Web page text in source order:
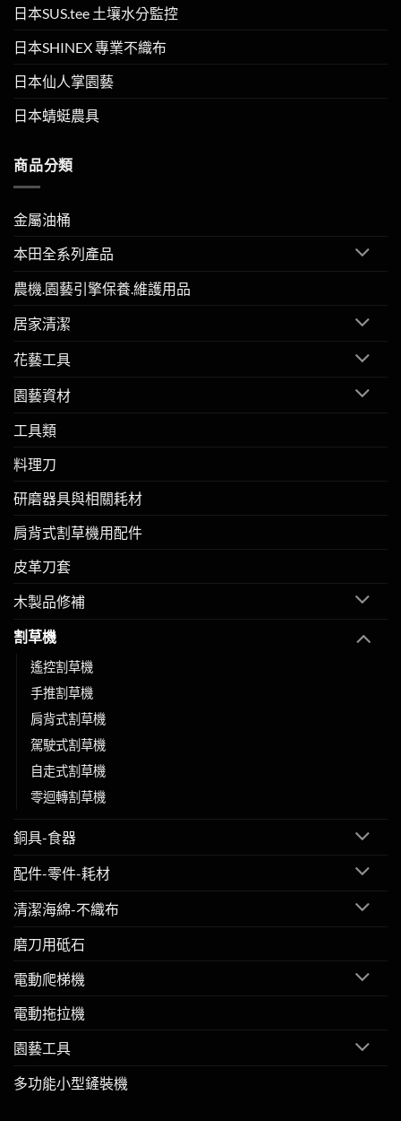
日本SUS.tee 土壤水分監控
日本SHINEX 專業不織布
日本仙人掌園藝
日本蜻蜓農具
商品分類
金屬油桶
本田全系列產品
農機.園藝引擎保養.維護用品
居家清潔
花藝工具
園藝資材
工具類
料理刀
研磨器具與相關耗材
肩背式割草機用配件
皮革刀套
木製品修補
割草機
遙控割草機
手推割草機
肩背式割草機
駕駛式割草機
自走式割草機
零迴轉割草機
銅具-食器
配件-零件-耗材
清潔海綿-不織布
磨刀用砥石
電動爬梯機
電動拖拉機
園藝工具
多功能小型鏟裝機